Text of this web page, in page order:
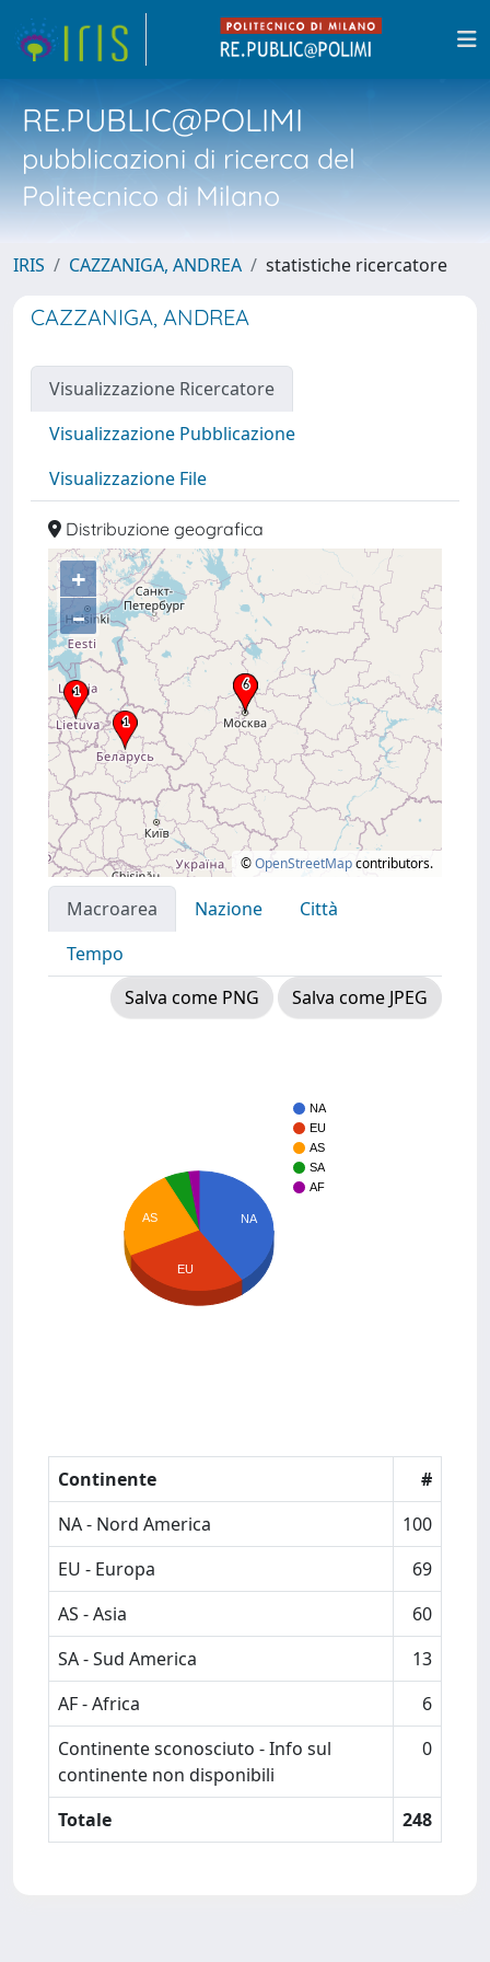
RE.PUBLIC@POLIMI
pubblicazioni di ricerca del
Politecnico di Milano
IRIS CAZZANIGA, ANDREA statistiche ricercatore
CAZZANIGA, ANDREA
Visualizzazione Ricercatore
Visualizzazione Pubblicazione
Visualizzazione File
Distribuzione geografica
+
–
©OpenStreetMapcontributors.
Macroarea Nazione
Città
Tempo
Salva come PNG
Salva come JPEG
NA
EU
AS
SA
AF
NA
AS
EU
Continente
#
NA - Nord America
100
EU - Europa
69
AS - Asia
60
SA - Sud America
13
AF - Africa
6
Continente sconosciuto - Info sul
continente non disponibili
0
Totale 248